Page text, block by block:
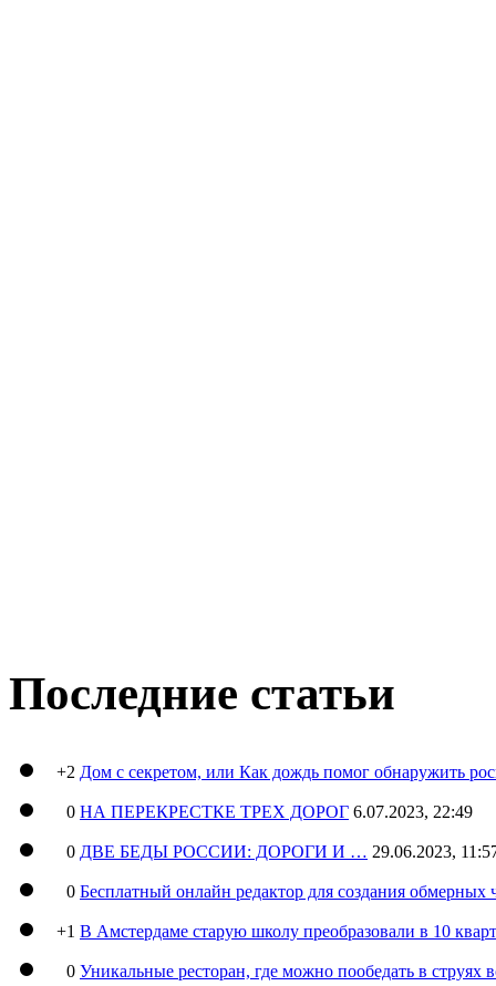
Последние статьи
+2 Дом с секретом, или Как дождь помог обнаружить
0 НА ПЕРЕКРЕСТКЕ ТРЕХ ДОРОГ 6.07.2023, 22:49
0 ДВЕ БЕДЫ РОССИИ: ДОРОГИ И … 29.06.2023,
0 Бесплатный онлайн редактор для создания обмерных
+1 В Амстердаме старую школу преобразовали в 10
0 Уникальные ресторан, где можно пообедать в струях